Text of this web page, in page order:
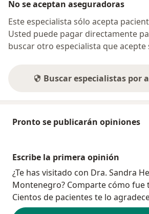
No se aceptan aseguradoras
Este especialista sólo acepta
Usted puede pagar directamente
buscar otro especialista que
Buscar especialistas por
Pronto se publicarán opiniones
Escribe la primera opinión
¿Te has visitado con Dra. Sandra
Montenegro? Comparte cómo fue
Cientos de pacientes te lo